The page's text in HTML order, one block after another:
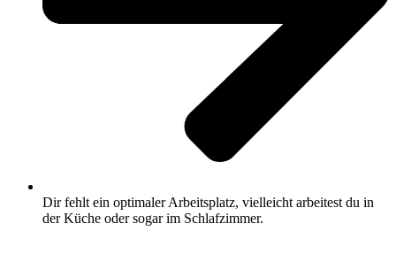
Dir fehlt ein optimaler Arbeitsplatz, vielleicht arbeitest du in
der Küche oder sogar im Schlafzimmer.